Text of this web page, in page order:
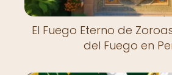
El Fuego Eterno de
del Fuego en